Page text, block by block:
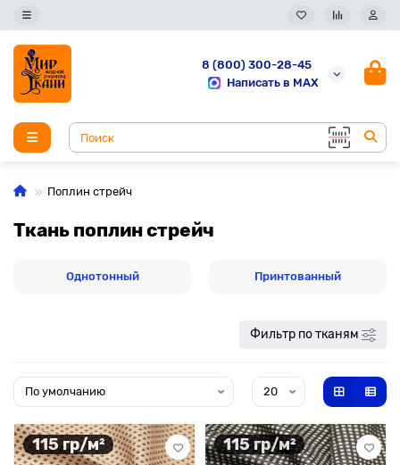
8 (800) 300-28-45
Написать в MAX
Поплин стрейч
Ткань поплин стрейч
Однотонный Принтованный
Фильтр по тканям
115 гр/м² 115 гр/м²